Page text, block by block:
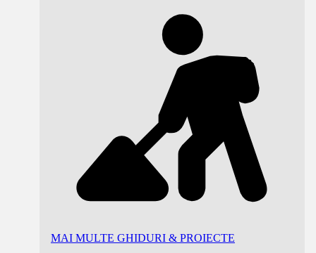
MAI MULTE GHIDURI & PROIECTE